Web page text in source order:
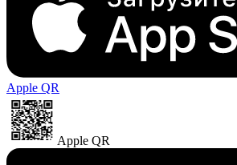
Apple QR
Apple QR